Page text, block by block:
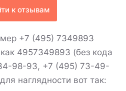
к отзывам
+7 (495) 7349893
4957349893 (без кода
98-93, +7 (495) 73-49-
наглядности вот так: